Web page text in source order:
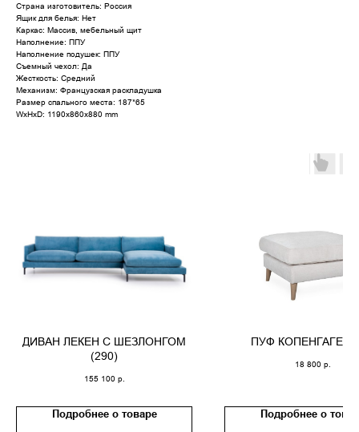
Страна изготовитель: Россия
Ящик для белья: Нет
Каркас: Массив, мебельный щит
Наполнение: ППУ
Наполнение подушек: ППУ
Съемный чехол: Да
Жесткость: Средний
Механизм: Французская раскладушка
Размер спального места: 187*65
WxHxD: 1190x860x880 mm
ДИВАН ЛЕКЕН С ШЕЗЛОНГОМ
(290)
155 100 р.
Подробнее о товаре
ПУФ КОПЕНГАГЕН
18 800 р.
Подробнее о